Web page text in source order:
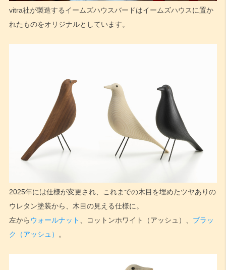
vitra社が製造するイームズハウスバードはイームズハウスに置か
れたものをオリジナルとしています。
2025年には仕様が変更され、これまでの木目を埋めたツヤありの
ウレタン塗装から、木目の見える仕様に。
左からウォールナット 、コットンホワイト（アッシュ）、 ブラッ
ク（アッシュ）
。